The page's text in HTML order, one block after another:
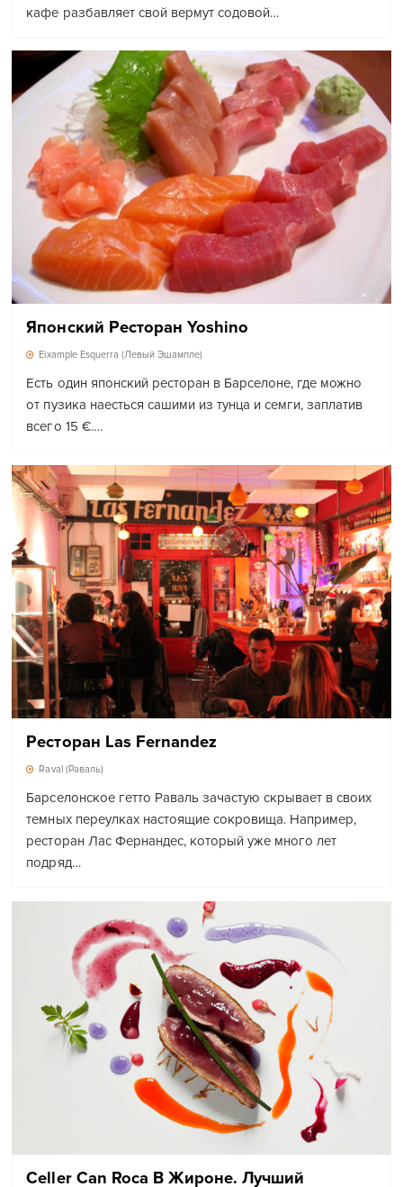
кафе разбавляет свой вермут содовой…
Японский Ресторан Yoshino
Eixample Esquerra (Левый Эшампле)
Есть один японский ресторан в Барселоне, где можно
от пузика наесться сашими из тунца и семги, заплатив
всего 15 €.…
Ресторан Las Fernandez
Raval (Раваль)
Барселонское гетто Раваль зачастую скрывает в своих
темных переулках настоящие сокровища. Например,
ресторан Лас Фернандес, который уже много лет
подряд…
Celler Can Roca В Жироне. Лучший